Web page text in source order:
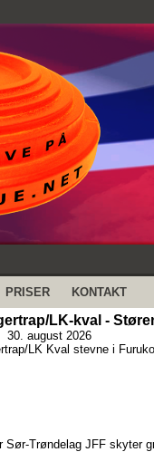
PRISER KONTAKT
LK-kval -
30. august 2026
LK Kval stevne i
Sør-Trøndelag JFF skyter